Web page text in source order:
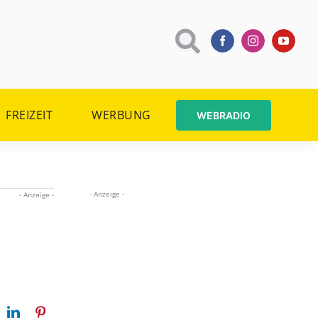
FREIZEIT WERBUNG WEBRADIO
- Anzeige - - Anzeige -